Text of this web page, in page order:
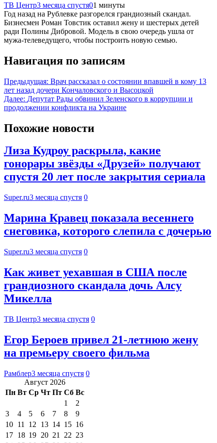
ТВ Центр3 месяца спустя01 минуты
Год назад на Рублевке разгорелся грандиозный скандал.
Бизнесмен Роман Товстик оставил жену и шестерых детей
ради Полины Дибровой. Модель в свою очередь ушла от
мужа-телеведущего, чтобы построить новую семью.
Навигация по записям
Предыдущая: Врач рассказал о состоянии впавшей в кому 13
лет назад дочери Кончаловского и Высоцкой
Далее: Депутат Рады обвинил Зеленского в коррупции и
продолжении конфликта на Украине
Похожие новости
Лиза Кудроу раскрыла, какие
гонорары звёзды «Друзей» получают
спустя 20 лет после закрытия сериала
Super.ru3 месяца спустя 0
Марина Кравец показала весеннего
снеговика, которого слепила с дочерью
Super.ru3 месяца спустя 0
Как живет уехавшая в США после
грандиозного скандала дочь Алсу
Микелла
ТВ Центр3 месяца спустя 0
Егор Бероев привел 21-летнюю жену
на премьеру своего фильма
Рамблер3 месяца спустя 0
Август 2026
Пн Вт Ср Чт Пт Сб Вс
1
2
3
4 5 6 7 8
9
10 11 12 13 14 15 16
17 18 19 20 21 22 23